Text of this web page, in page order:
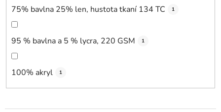
75% bavlna 25% len, hustota tkaní 134 TC 1
95 % bavlna a 5 % lycra, 220 GSM 1
100% akryl 1